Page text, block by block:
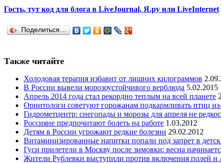
Гость, тут код для блога в LiveJournal, Я.ру или LiveInternet
Поделиться…
Также читайте
Холодовая терапия избавит от лишних килограммов
В России вывели морозоустойчивого верблюда 5.02.2015
Апрель 2014 года стал рекордно теплым на всей планете
Орнитологи советуют горожанам подкармливать птиц
Гидрометцентр: снегопады и морозы для апреля не
Россияне предпочитают болеть на работе 1.03.2012
Детям в России угрожают редкие болезни 29.02.2012
Витаминизированные напитки попали под запрет в
Гуси прилетели в Москву после зимовки: весна
Жители Рублевки выступили против включения полей и